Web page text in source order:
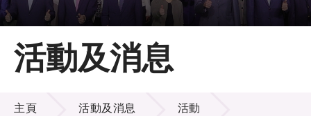
主頁
關於LSCM
技術商品化
活動及消息
活動及消息
主頁 活動及消息 活動